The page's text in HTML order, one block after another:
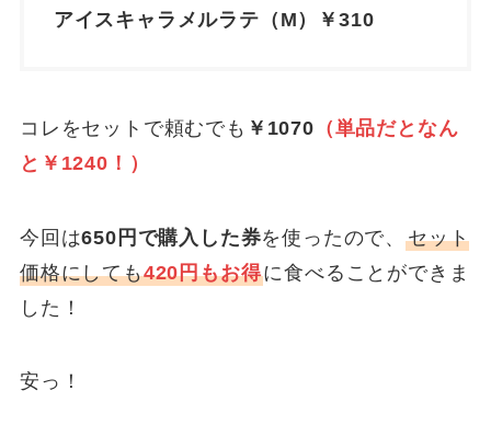
アイスキャラメルラテ（M）￥310
コレをセットで頼むでも ￥1070 （単品だとなん
と￥1240！）
今回は650円で購入した券を使ったので、セット
価格にしても420円もお得に食べることができま
した！
安っ！